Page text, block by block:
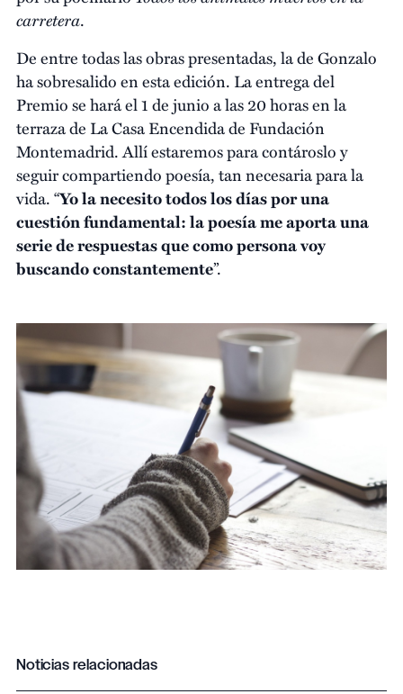
carretera.
De entre todas las obras presentadas, la de Gonzalo
ha sobresalido en esta edición. La entrega del
Premio se hará el 1 de junio a las 20 horas en la
terraza de La Casa Encendida de Fundación
Montemadrid. Allí estaremos para contároslo y
seguir compartiendo poesía, tan necesaria para la
vida. “Yo la necesito todos los días por una
cuestión fundamental: la poesía me aporta una
serie de respuestas que como persona voy
buscando constantemente”.
Noticias relacionadas